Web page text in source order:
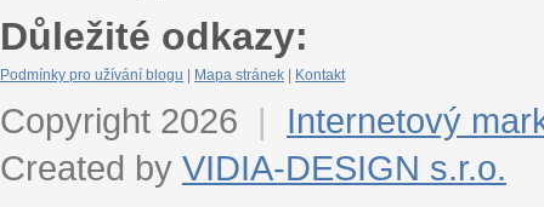
Důležité odkazy:
Podmínky pro užívání blogu Mapa stránek Kontakt
Copyright 2026 |
Internetový
Created by VIDIA-DESIGN s.r.o.